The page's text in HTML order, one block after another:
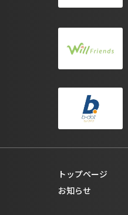
トップページ
お知らせ